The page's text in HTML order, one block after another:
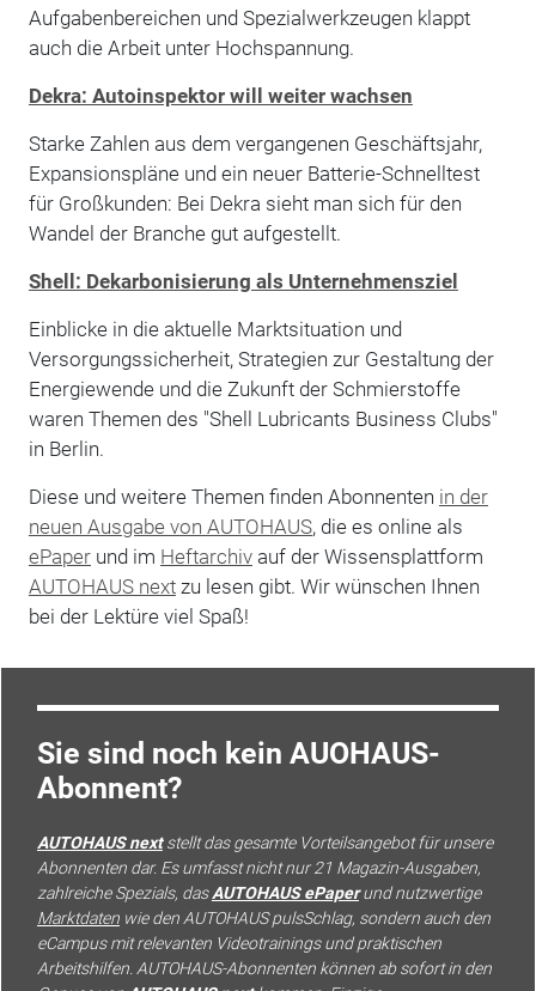
Aufgabenbereichen und Spezialwerkzeugen klappt
auch die Arbeit unter Hochspannung.
Dekra: Autoinspektor will weiter wachsen
Starke Zahlen aus dem vergangenen Geschäftsjahr,
Expansionspläne und ein neuer Batterie-Schnelltest
für Großkunden: Bei Dekra sieht man sich für den
Wandel der Branche gut aufgestellt.
Shell: Dekarbonisierung als Unternehmensziel
Einblicke in die aktuelle Marktsituation und
Versorgungssicherheit, Strategien zur Gestaltung der
Energiewende und die Zukunft der Schmierstoffe
waren Themen des "Shell Lubricants Business Clubs"
in Berlin.
Diese und weitere Themen finden Abonnenten in der
neuen Ausgabe von AUTOHAUS, die es online als
ePaperund im Heftarchivauf der Wissensplattform
AUTOHAUS nextzu lesen gibt. Wir wünschen Ihnen
bei der Lektüre viel Spaß!
Sie sind noch kein AUOHAUS-
Abonnent?
AUTOHAUS next stellt das gesamte Vorteilsangebot für unsere
Abonnenten dar. Es umfasst nicht nur 21 Magazin-Ausgaben,
zahlreiche Spezials, dasAUTOHAUS ePaperund nutzwertige
Marktdatenwie den AUTOHAUS pulsSchlag, sondern auch den
eCampus mit relevanten Videotrainings und praktischen
Arbeitshilfen. AUTOHAUS-Abonnenten können ab sofort in den